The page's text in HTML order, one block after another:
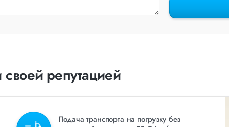
репутацией
Подача транспорта на погрузку без